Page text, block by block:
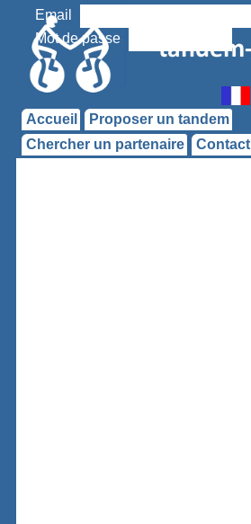
Email
Mot de passe
Accueil
Proposer un tandem
Chercher un partenaire
Contact